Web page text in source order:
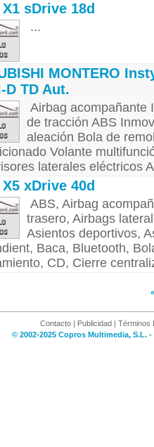
sDrive 18d
...
MONTERO
D TD Aut.
Airbag acompañante
de tracción ABS
aleación Bola de
Volante
laterales eléctricos
xDrive 40d
ABS, Airbag
trasero, Airbags
Asientos deportivos,
Baca, Bluetooth,
CD, Cierre
Contacto | Publicidad | Términos
© 2002-2025 Copros Multimedia, S.L.